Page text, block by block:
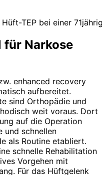
TEP bei einer
für Narkose
enhanced recovery
aufbereitet.
sind Orthopädie und
weit voraus. Dort
auf die Operation
und schnellen
als Routine etabliert.
schnelle Rehabilitation
Vorgehen mit
Für das Hüftgelenk